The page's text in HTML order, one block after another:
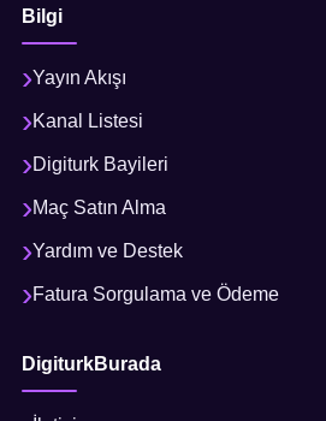
Bilgi
Yayın Akışı
Kanal Listesi
Digiturk Bayileri
Maç Satın Alma
Yardım ve Destek
Fatura Sorgulama ve Ödeme
DigiturkBurada